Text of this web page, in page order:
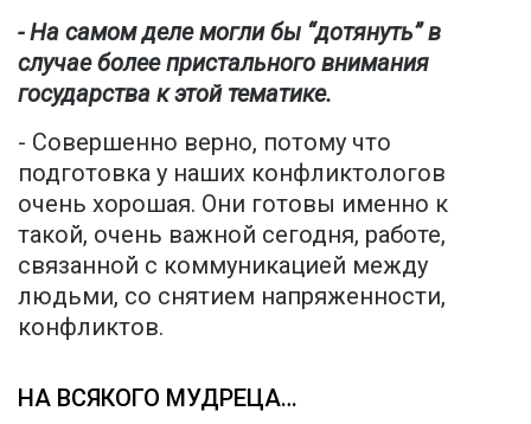
- На самом деле могли бы “дотянуть” в
случае более пристального внимания
государства к этой тематике.
- Совершенно верно, потому что
подготовка у наших конфликтологов
очень хорошая. Они готовы именно к
такой, очень важной сегодня, работе,
связанной с коммуникацией между
людьми, со снятием напряженности,
конфликтов.
НА ВСЯКОГО МУДРЕЦА…